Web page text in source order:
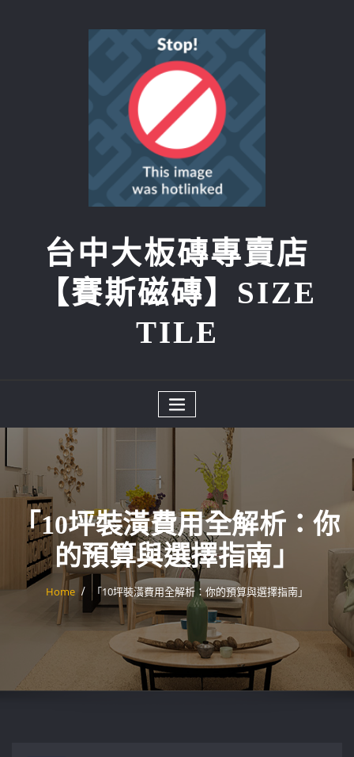
台中大板磚專賣店
【賽斯磁磚】SIZE
TILE
「10坪裝潢費用全解析：你
的預算與選擇指南」
Home 「10坪裝潢費用全解析：你的預算與選擇指南」